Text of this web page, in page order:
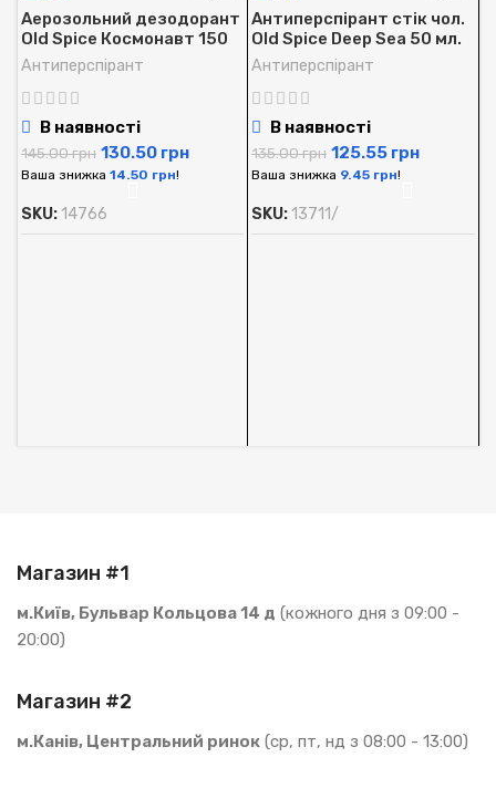
Аерозольний дезодорант
Old Spice Космонавт 150
мл.
Антиперспірант
В наявності
145.00грн 130.50 грн
Ваша знижка 14.50 грн!
SKU: 14766
Антиперспірант стік чол.
Old Spice Deep Sea 50 мл.
Антиперспірант
В наявності
135.00грн 125.55 грн
Ваша знижка 9.45 грн!
SKU: 13711/
Магазин #1
м.Київ, Бульвар Кольцова 14 д (кожного дня з 09:00 -
20:00)
Магазин #2
м.Канів, Центральний ринок (ср, пт, нд з 08:00 - 13:00)